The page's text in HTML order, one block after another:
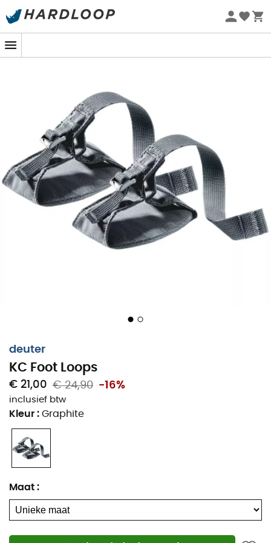
Zomeraanbiedingen 🔥 -5% EXTRA vanaf 2 producten* met
deuter
KC Foot Loops
€ 21,00 € 24,90 -16%
inclusief btw
Kleur : Graphite
Maat :
DeKC Foot Loopsis eenvoetensteunvoor